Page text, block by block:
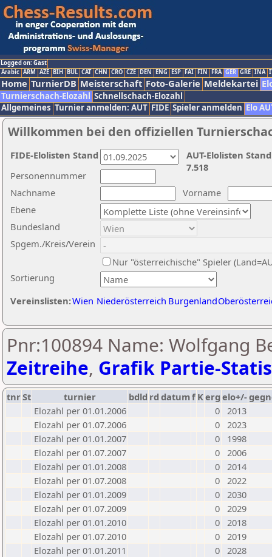
Logged on: Gast
Arabic ARM AZE BIH BUL CAT CHN CRO CZE DEN ENG ESP FAI FIN FRA GER GRE INA
Home TurnierDB Meisterschaft Foto-Galerie Meldekartei
Turnierschach-Elozahl Schnellschach-Elozahl
Allgemeines Turnier anmelden: AUT FIDE Spieler anmelden Elo
Willkommen bei den offiziellen
Nachname
Vorname
Ebene
Sortierung
Personennummer
Bundesland
Spgem./Kreis/Verein
Nur "österreichische" Spieler
Vereinslisten:Wien Niederösterreich Burgenland
AUT-Elolisten
7.518
FIDE-Elolisten Stand
Pnr:100894 Name: Wolfgang
Zeitreihe, Grafik Partie-
tnrSt turnier bdld rd datumf Kerg elo+/-
Elozahl per 01.01.2006
0 2013
Elozahl per 01.07.2006
0 2023
Elozahl per 01.01.2007
0
1998
Elozahl per 01.07.2007
0 2006
Elozahl per 01.01.2008
0 2014
Elozahl per 01.07.2008
0 2022
Elozahl per 01.01.2009
0 2030
Elozahl per 01.07.2009
0 2029
Elozahl per 01.01.2010
0 2018
Elozahl per 01.07.2010
0 2019
Elozahl per 01.01.2011
0 2028